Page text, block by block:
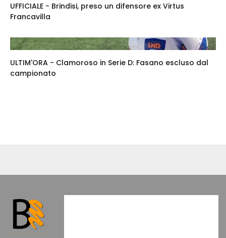
UFFICIALE - Brindisi, preso un difensore ex Virtus
Francavilla
ULTIM'ORA - Clamoroso in Serie D: Fasano escluso dal
campionato